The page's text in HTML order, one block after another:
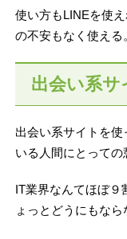
使い方もLINEを使
の不安もなく使える
出会い系
出会い系サイトを
いる人間にとっての
IT業界なんてほぼ９
ょっとどうにもなら